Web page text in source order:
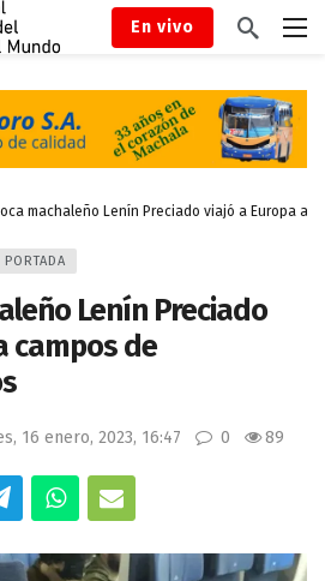
En vivo
machaleño Lenín Preciado viajó a Europa a
PORTADA
Lenín Preciado
campos de
16 enero, 2023, 16:47 0 89